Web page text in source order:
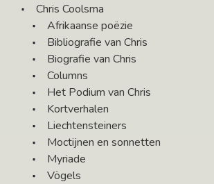
Chris Coolsma
Afrikaanse poëzie
Bibliografie van Chris
Biografie van Chris
Columns
Het Podium van Chris
Kortverhalen
Liechtensteiners
Moctijnen en sonnetten
Myriade
Vögels